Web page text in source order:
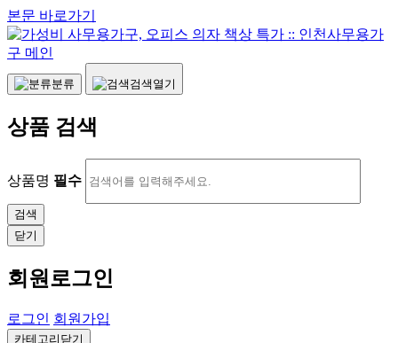
본문 바로가기
분류 검색열기
상품 검색
상품명 필수
닫기
회원로그인
로그인 회원가입
카테고리닫기